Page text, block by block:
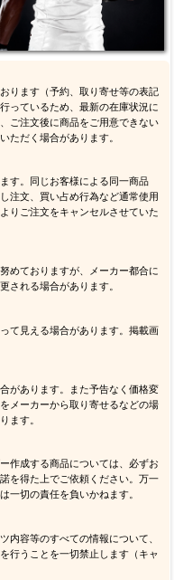
ります（予約、取り寄せ等の表記
っているため、最新の在庫状況に
ご注文後に商品をご用意できない
ただく場合があります。
す。同じお客様による同一商品
注文、買い占め行為など通常使用
りご注文をキャンセルさせていた
めておりますが、メーカー都合に
される場合があります。
て見える場合があります。掲載画
があります。また予告なく価格変
メーカーから取り寄せるなどの場
ます。
作成する商品については、必ずお
を得た上でご依頼ください。万一
一切の責任を負いかねます。
内容等のすべての情報について、
行うことを一切禁止します（キャ